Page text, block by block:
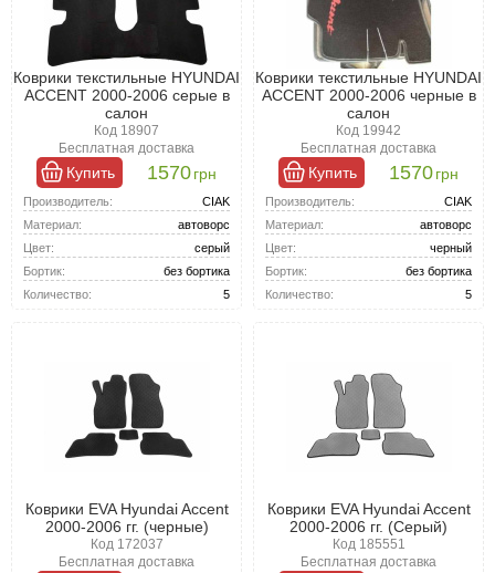
Важно отметить, что все коврики были разработаны специально
для модели Хьюндай Акцент 2001-2006 . Это гарантирует
точное соответствие размеров, и установка не вызовет никаких
трудностей. Кроме того, коврики идеально вписываются в
интерьер салона и выглядят очень эстетично.
На странице каждого товара представлено подробное
описание, которое поможет вам сделать правильный выбор.
Особое внимание стоит уделить материалам, из которых
изготовлены коврики. Одним из самых популярных и
востребованных вариантов являются коврики для Хьюндай
Акцент 2001-2006 , которые идеально сочетают доступную цену
и отличное качество.
Коврики текстильные HYUNDAI
ACCENT 2000-2006 серые в
салон
Код 18907
Бесплатная доставка
Купить 1570грн
Производитель:
CIAK
Материал:
автоворс
Цвет:
серый
Бортик:
без бортика
Количество:
5
Коврики текстильные HYUNDAI
ACCENT 2000-2006 черные в
салон
Код 19942
Бесплатная доставка
Купить 1570грн
Производитель:
CIAK
Материал:
автоворс
Цвет:
черный
Бортик:
без бортика
Количество:
5
Коврики EVA Hyundai Accent
2000-2006 гг. (черные)
Код 172037
Бесплатная доставка
Коврики EVA Hyundai Accent
2000-2006 гг. (Серый)
Код 185551
Бесплатная доставка